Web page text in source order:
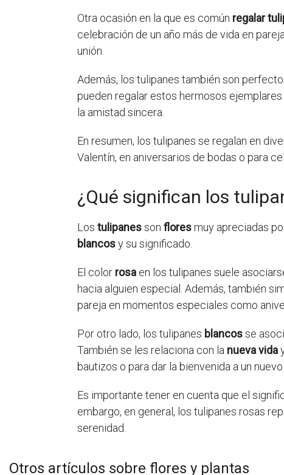
Otra ocasión en la que es común regalar
celebración de un año más de vida en
unión.
Además, los tulipanes también son
pueden regalar estos hermosos
la amistad sincera.
En resumen, los tulipanes se regalan en
Valentín, en aniversarios de bodas o para
¿Qué significan los
Los tulipanesson floresmuy apreciadas
blancosy su significado.
El color rosa en los tulipanes suele
hacia alguien especial. Además, también
pareja en momentos especiales como
Por otro lado, los tulipanes blancosse
También se les relaciona con la nueva vida
bautizos o para dar la bienvenida a un
Es importante tener en cuenta que el
embargo, en general, los tulipanes rosas
serenidad.
Otros artículos sobre flores y plantas